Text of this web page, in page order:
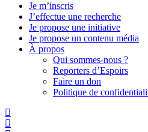
Je m’inscris
J’effectue une recherche
Je propose une initiative
Je propose un contenu média
À propos
Qui sommes-nous ?
Reporters d’Espoirs
Faire un don
Politique de